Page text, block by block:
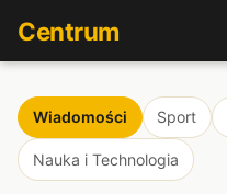
Centrum
Wiadomości Sport
Nauka i Technologia